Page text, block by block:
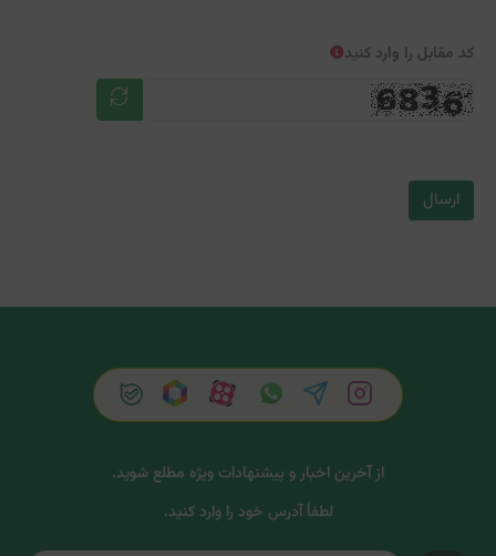
کد مقابل را وارد کنید
ارسال
از آخرین اخبار و پیشنهادات ویژه مطلع شوید.
لطفاً آدرس خود را وارد کنید.